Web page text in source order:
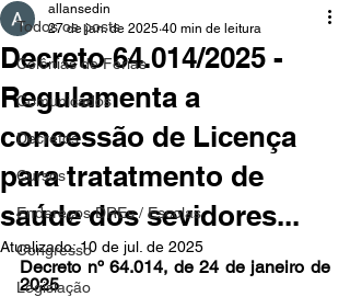
Todos os posts
Colônias de Férias
Comunicados
Decretos
Cursos
Endereços DREs / Escolas
Congresso
Legislação
Decreto 64.014/2025 -
Regulamenta a
concessão de Licença
para tratatmento de
saúde dos sevidores...
allansedin
27 de jan. de 2025 40 min de leitura
Atualizado:10 de jul. de 2025
Decreto nº 64.014, de 24 de janeiro de
2025